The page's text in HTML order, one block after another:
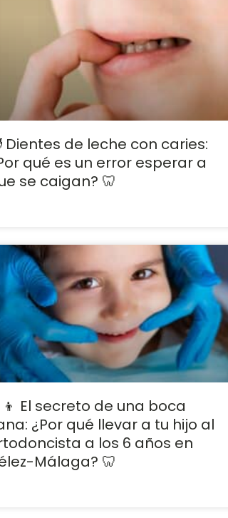
Dientes de leche con caries:
qué es un error esperar a
se caigan? 🦷
El secreto de una boca
¿Por qué llevar a tu hijo al
a los 6 años en
Málaga? 🦷